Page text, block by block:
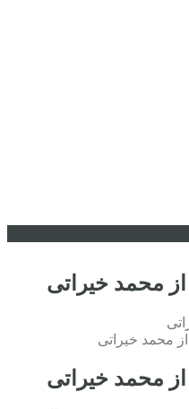
محمد خیراتی
محمد خیراتی
محمد خیراتی